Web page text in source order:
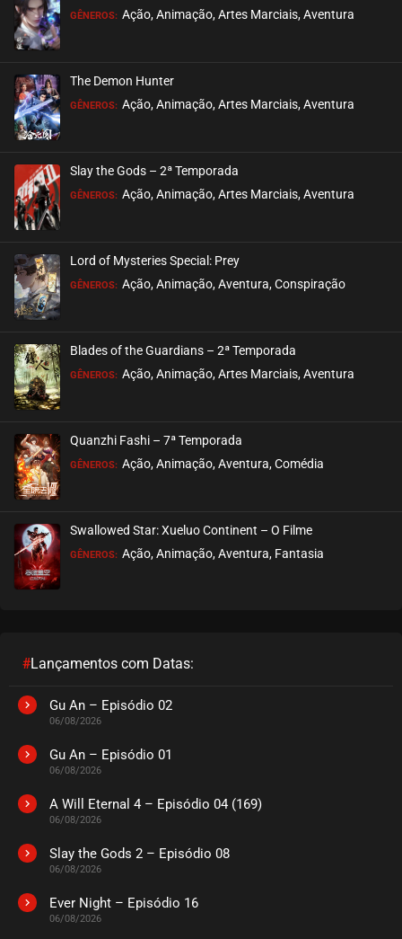
GÊNEROS: Ação, Animação, Artes Marciais, Aventura
The Demon Hunter
GÊNEROS: Ação, Animação, Artes Marciais, Aventura
Slay the Gods – 2ª Temporada
GÊNEROS: Ação, Animação, Artes Marciais, Aventura
Lord of Mysteries Special: Prey
GÊNEROS: Ação, Animação, Aventura, Conspiração
Blades of the Guardians – 2ª Temporada
GÊNEROS: Ação, Animação, Artes Marciais, Aventura
Quanzhi Fashi – 7ª Temporada
GÊNEROS: Ação, Animação, Aventura, Comédia
Swallowed Star: Xueluo Continent – O Filme
GÊNEROS: Ação, Animação, Aventura, Fantasia
#Lançamentos com Datas:
Gu An – Episódio 02
06/08/2026
Gu An – Episódio 01
06/08/2026
A Will Eternal 4 – Episódio 04 (169)
06/08/2026
Slay the Gods 2 – Episódio 08
06/08/2026
Ever Night – Episódio 16
06/08/2026